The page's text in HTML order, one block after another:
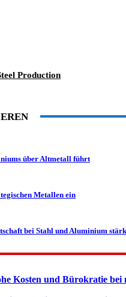
Production
über Altmetall führt
Metallen ein
bei Stahl und Aluminium
Kosten und Bürokratie